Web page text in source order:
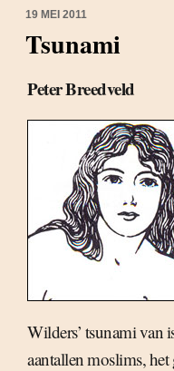
19 MEI 2011
Tsunami
Peter Breedveld
Wilders’ tsunami van
aantallen moslims,